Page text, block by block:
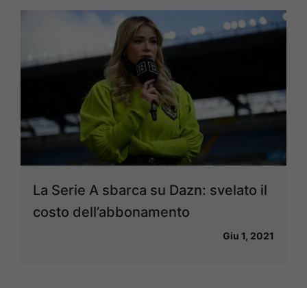
La Serie A sbarca su Dazn: svelato il
costo dell’abbonamento
Giu 1, 2021